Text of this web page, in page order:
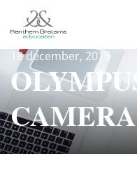
18 december, 2015
CAMERA